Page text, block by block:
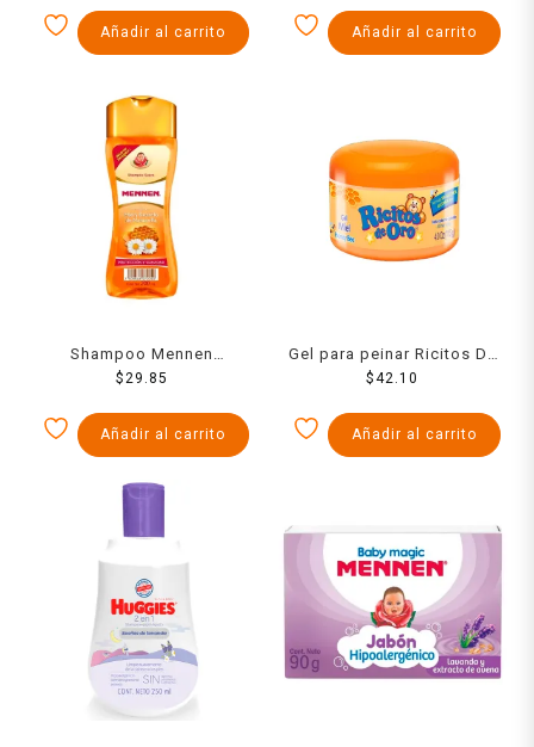
Añadir al carrito Añadir al carrito
Shampoo Mennen
protección y suavidad 200
$29.85
Añadir al carrito
Gel para peinar Ricitos De
Oro miel y argán 115 g
$42.10
Añadir al carrito